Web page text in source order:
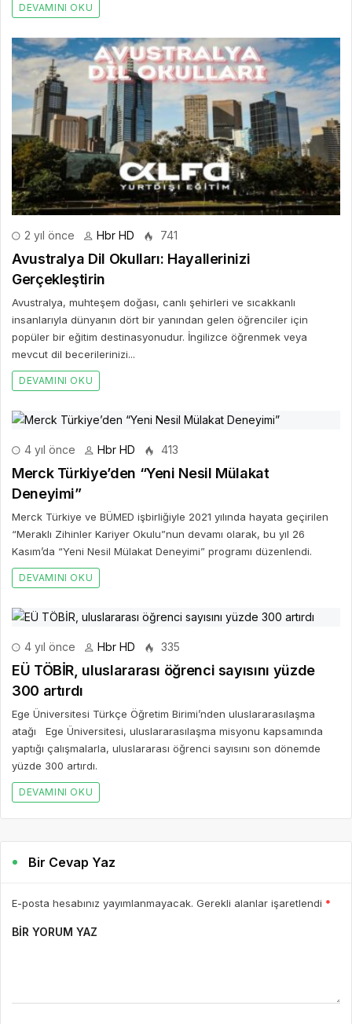
DEVAMINI OKU
2 yıl önce Hbr HD 741
Avustralya Dil Okulları: Hayallerinizi
Gerçekleştirin
Avustralya, muhteşem doğası, canlı şehirleri ve sıcakkanlı
insanlarıyla dünyanın dört bir yanından gelen öğrenciler için
popüler bir eğitim destinasyonudur. İngilizce öğrenmek veya
mevcut dil becerilerinizi...
DEVAMINI OKU
4 yıl önce Hbr HD 413
Merck Türkiye’den “Yeni Nesil Mülakat
Deneyimi”
Merck Türkiye ve BÜMED işbirliğiyle 2021 yılında hayata geçirilen
“Meraklı Zihinler Kariyer Okulu”nun devamı olarak, bu yıl 26
Kasım’da “Yeni Nesil Mülakat Deneyimi” programı düzenlendi.
DEVAMINI OKU
4 yıl önce Hbr HD 335
EÜ TÖBİR, uluslararası öğrenci sayısını yüzde
300 artırdı
Ege Üniversitesi Türkçe Öğretim Birimi’nden uluslararasılaşma
atağı Ege Üniversitesi, uluslararasılaşma misyonu kapsamında
yaptığı çalışmalarla, uluslararası öğrenci sayısını son dönemde
yüzde 300 artırdı.
DEVAMINI OKU
Bir Cevap Yaz
E-posta hesabınız yayımlanmayacak. Gerekli alanlar işaretlendi *
BIR YORUM YAZ